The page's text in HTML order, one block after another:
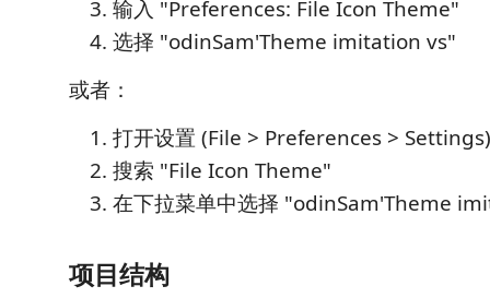
输入 "Preferences: File Icon Theme"
选择 "odinSam'Theme imitation vs"
或者：
打开设置 (File > Preferences > Settings)
搜索 "File Icon Theme"
在下拉菜单中选择 "odinSam'Theme
项目结构